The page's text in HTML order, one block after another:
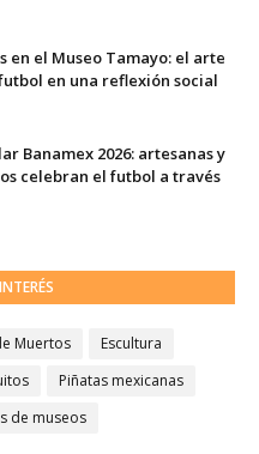
en el Museo Tamayo: el arte
en una reflexión social
Banamex 2026: artesanas y
celebran el futbol a través
Muertos
Escultura
Piñatas mexicanas
de museos